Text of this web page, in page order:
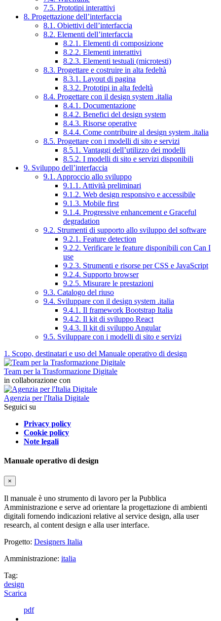
7.5. Prototipi interattivi
8. Progettazione dell’interfaccia
8.1. Obiettivi dell’interfaccia
8.2. Elementi dell’interfaccia
8.2.1. Elementi di composizione
8.2.2. Elementi interattivi
8.2.3. Elementi testuali (microtesti)
8.3. Progettare e costruire in alta fedeltà
8.3.1. Layout di pagina
8.3.2. Prototipi in alta fedeltà
8.4. Progettare con il design system .italia
8.4.1. Documentazione
8.4.2. Benefici del design system
8.4.3. Risorse operative
8.4.4. Come contribuire al design system .italia
8.5. Progettare con i modelli di sito e servizi
8.5.1. Vantaggi dell’utilizzo dei modelli
8.5.2. I modelli di sito e servizi disponibili
9. Sviluppo dell’interfaccia
9.1. Approccio allo sviluppo
9.1.1. Attività preliminari
9.1.2. Web design responsivo e accessibile
9.1.3. Mobile first
9.1.4. Progressive enhancement e Graceful
degradation
9.2. Strumenti di supporto allo sviluppo del software
9.2.1. Feature detection
9.2.2. Verificare le feature disponibili con Can I
use
9.2.3. Strumenti e risorse per CSS e JavaScript
9.2.4. Supporto browser
9.2.5. Misurare le prestazioni
9.3. Catalogo del riuso
9.4. Sviluppare con il design system .italia
9.4.1. Il framework Bootstrap Italia
9.4.2. Il kit di sviluppo React
9.4.3. Il kit di sviluppo Angular
9.5. Sviluppare con i modelli di sito e servizi
1. Scopo, destinatari e uso del Manuale operativo di design
Team per la Trasformazione Digitale
in collaborazione con
Agenzia per l'Italia Digitale
Seguici su
Privacy policy
Cookie policy
Note legali
Manuale operativo di design
×
Il manuale è uno strumento di lavoro per la Pubblica
Amministrazione e serve ad orientare la progettazione di ambienti
digitali fornendo indicazioni relative al service design, alla user
research, al content design e alla user interface.
Progetto: Designers Italia
Amministrazione: italia
Tag:
design
Scarica
pdf